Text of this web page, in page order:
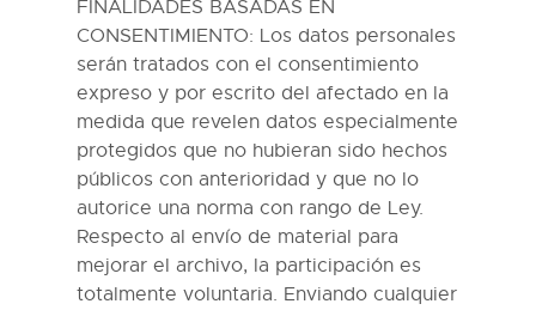
FINALIDADES BASADAS EN
CONSENTIMIENTO: Los datos personales
serán tratados con el consentimiento
expreso y por escrito del afectado en la
medida que revelen datos especialmente
protegidos que no hubieran sido hechos
públicos con anterioridad y que no lo
autorice una norma con rango de Ley.
Respecto al envío de material para
mejorar el archivo, la participación es
totalmente voluntaria. Enviando cualquier